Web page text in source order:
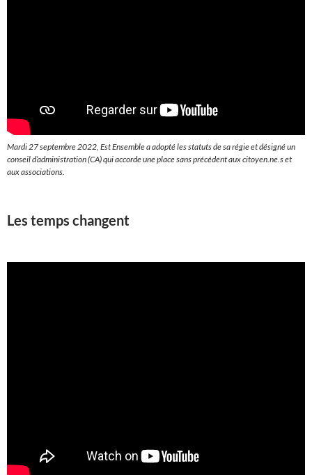
Mardi 27 septembre 2022, Est Ensemble a adopté les statuts de sa régie et désigné un
conseil d’administration (CA) qui accorde une place sans précédent aux citoyen.ne.s et
aux associations.
Les temps changent